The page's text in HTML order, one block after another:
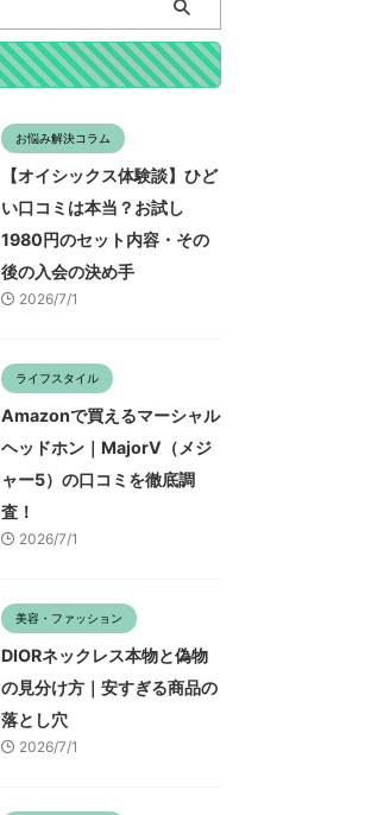
お悩み解決コラム
【オイシックス体験談】ひど
い口コミは本当？お試し
1980円のセット内容・その
後の入会の決め手
2026/7/1
ライフスタイル
Amazonで買えるマーシャル
ヘッドホン｜MajorV（メジ
ャー5）の口コミを徹底調
査！
2026/7/1
美容・ファッション
DIORネックレス本物と偽物
の見分け方｜安すぎる商品の
落とし穴
2026/7/1